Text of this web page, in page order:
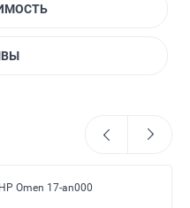
Omen 17-an000